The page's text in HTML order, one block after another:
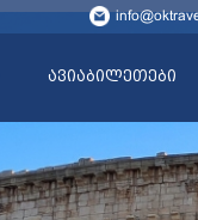
ავიაბილეთები